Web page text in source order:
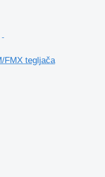
FMX tegljača